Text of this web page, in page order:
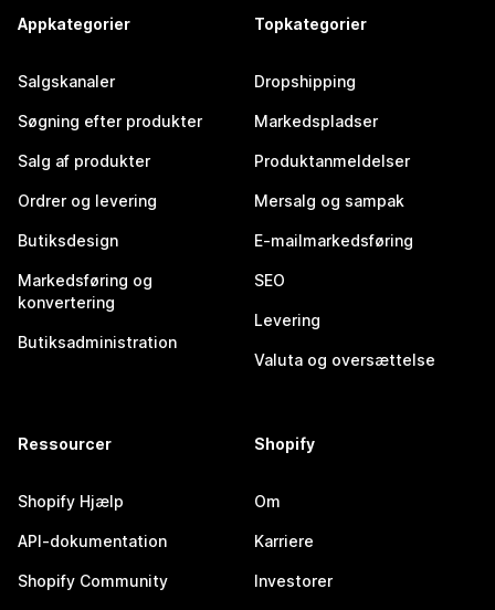
Appkategorier
Salgskanaler
Søgning efter produkter
Salg af produkter
Ordrer og levering
Butiksdesign
Markedsføring og
konvertering
Butiksadministration
Topkategorier
Dropshipping
Markedspladser
Produktanmeldelser
Mersalg og sampak
E-mailmarkedsføring
SEO
Levering
Valuta og oversættelse
Ressourcer
Shopify Hjælp
API-dokumentation
Shopify Community
Shopify
Om
Karriere
Investorer